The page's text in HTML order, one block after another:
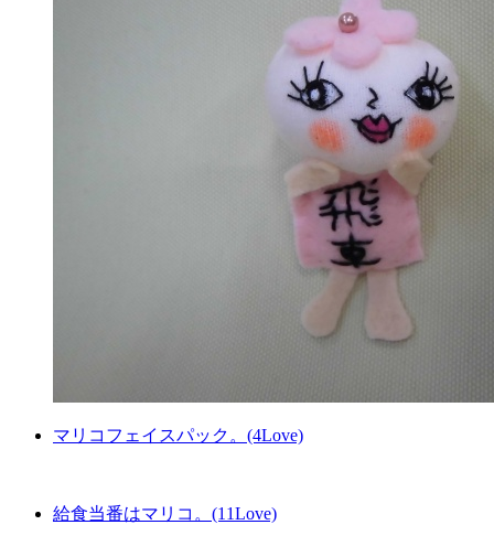
マリコフェイスパック。(4Love)
給食当番はマリコ。(11Love)